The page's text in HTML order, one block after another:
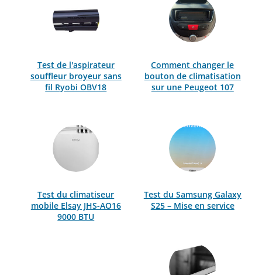
Test de l'aspirateur
souffleur broyeur sans
fil Ryobi OBV18
Comment changer le
bouton de climatisation
sur une Peugeot 107
Test du climatiseur
mobile Elsay JHS-AO16
9000 BTU
Test du Samsung Galaxy
S25 – Mise en service